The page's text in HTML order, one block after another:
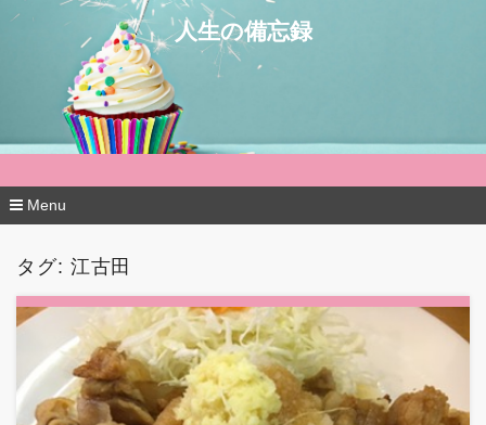
人生の備忘録
Menu
タグ: 江古田